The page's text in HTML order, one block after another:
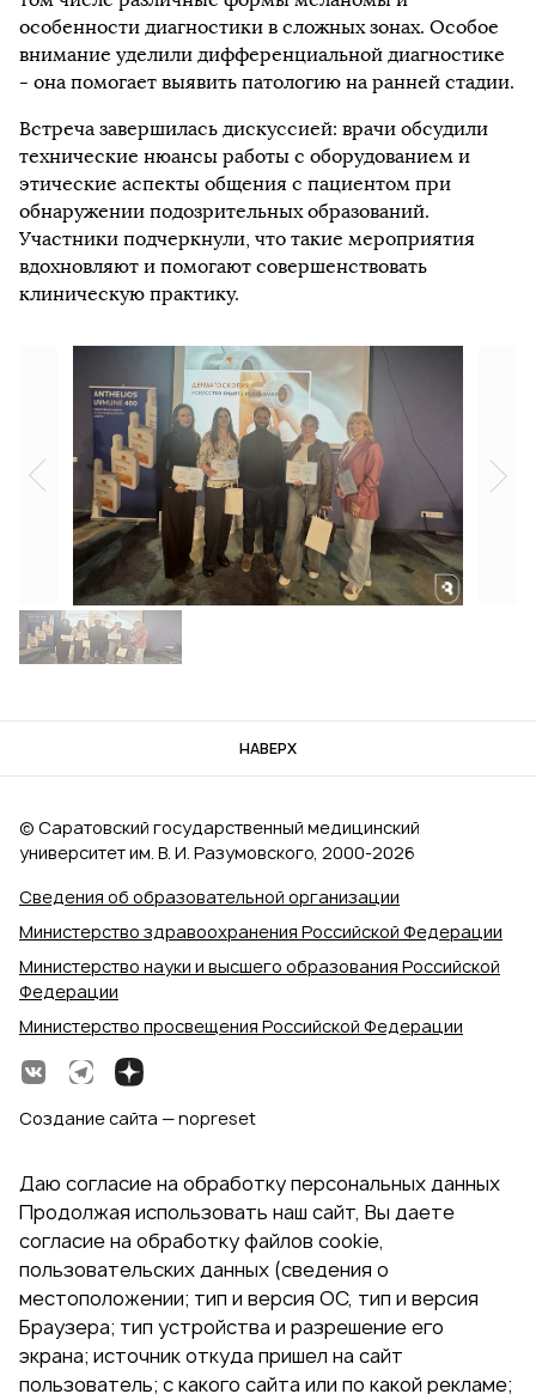
особенности диагностики в сложных зонах. Особое
внимание уделили дифференциальной диагностике
- она помогает выявить патологию на ранней стадии.
Встреча завершилась дискуссией: врачи обсудили
технические нюансы работы с оборудованием и
этические аспекты общения с пациентом при
обнаружении подозрительных образований.
Участники подчеркнули, что такие мероприятия
вдохновляют и помогают совершенствовать
клиническую практику.
НАВЕРХ
Сведения об образовательной организации
Министерство здравоохранения Российской Федерации
Министерство науки и высшего образования Российской
Федерации
Министерство просвещения Российской Федерации
© Саратовский государственный медицинский
университет им. В. И. Разумовского, 2000‑2026
Создание сайта — nopreset
Даю согласие на обработку персональных данных
Продолжая использовать наш сайт, Вы даете
согласие на обработку файлов cookie,
пользовательских данных (сведения о
местоположении; тип и версия ОС, тип и версия
Браузера; тип устройства и разрешение его
экрана; источник откуда пришел на сайт
пользователь; с какого сайта или по какой рекламе;